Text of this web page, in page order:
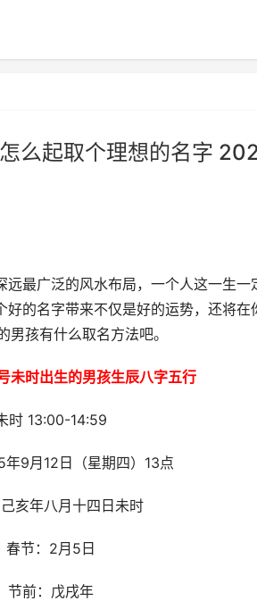
么起取个理想的名字
最广泛的风水布局，一个人这一生
的名字带来不仅是好的运势，还将在
孩有什么取名方法吧。
未时出生的男孩生辰八字五行
时 13:00-14:59
9月12日（星期四）13点
亥年八月十四日未时
春节：2月5日
节前：戊戌年